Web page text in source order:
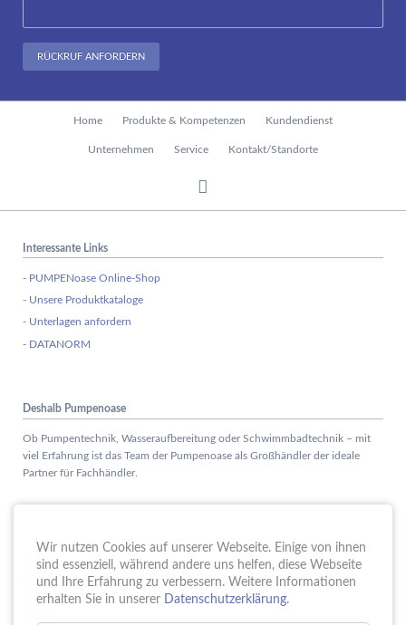
RÜCKRUF ANFORDERN
Home Produkte & Kompetenzen Kundendienst
Unternehmen Service Kontakt/Standorte
Interessante Links
- PUMPENoase Online-Shop
- Unsere Produktkataloge
- Unterlagen anfordern
- DATANORM
Deshalb Pumpenoase
Ob Pumpentechnik, Wasseraufbereitung oder Schwimmbadtechnik – mit
viel Erfahrung ist das Team der Pumpenoase als Großhändler der ideale
Partner für Fachhändler.
15. Schule trifft Wirtschaft bei der PUMPENoase!
18. Vortrag IT-Sicherheit
Wir nutzen Cookies auf unserer Webseite. Einige von ihnen
sind essenziell, während andere uns helfen, diese Webseite
und Ihre Erfahrung zu verbessern. Weitere Informationen
erhalten Sie in unserer Datenschutzerklärung.